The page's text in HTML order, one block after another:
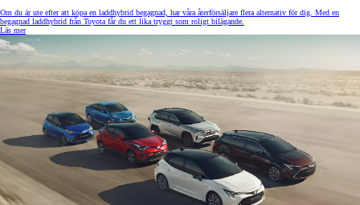
Om du är ute efter att köpa en laddhybrid begagnad, har våra återförsäljare flera alternativ för dig. Med en
begagnad laddhybrid från Toyota får du ett lika tryggt som roligt bilägande.
Läs mer